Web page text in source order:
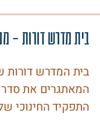
בית מדרש דורות –
בית המדרש
המאתגרים את סדר
התפקיד החינוכי